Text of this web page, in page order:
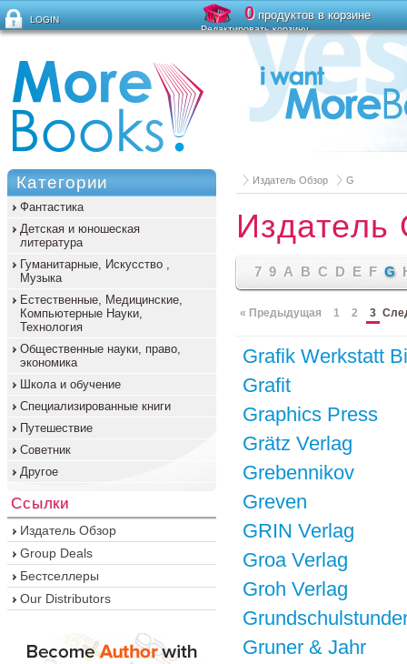
Издатель Обзор G
Издатель
7 9 A B C D E F G
« Предыдущая 1 2 3
Grafik Werkstatt
Grafit
Graphics Press
Grätz Verlag
Grebennikov
Greven
GRIN Verlag
Groa Verlag
Groh Verlag
Gruner & Jahr
Категории
Фантастика
Детская и юношеская
литература
Гуманитарные, Искусство ,
Музыка
Естественные, Медицинские,
Компьютерные Науки,
Технология
Общественные науки, право,
экономика
Школа и обучение
Специализированные книги
Путешествие
Советник
Другое
Ссылки
Издатель Обзор
Group Deals
Бестселлеры
Our Distributors
LOGIN
Забыли пароль?
0продуктов в корзине
Редактировать корзину